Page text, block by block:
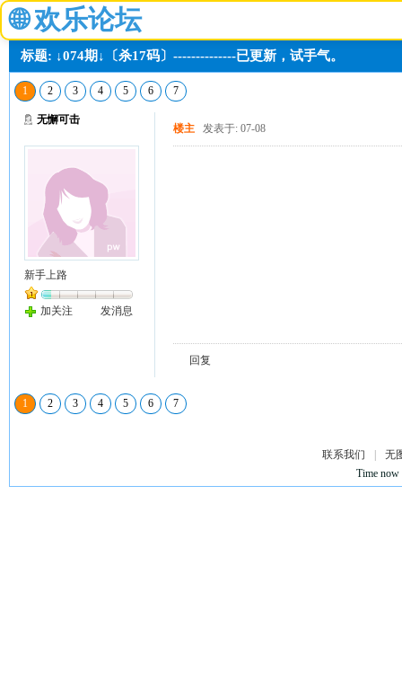
🌐 欢乐论坛
标题: ↓074期↓〔杀17码〕--------------已更新，试手气。
1 2 3 4 5 6 7
无懈可击
新手上路
加关注 发消息
楼主 发表于: 07-08
回复
1 2 3 4 5 6 7
联系我们
无
Time now